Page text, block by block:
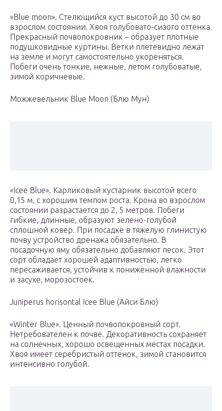
«Blue moon». Стелющийся куст высотой до 30 см во
взрослом состоянии. Хвоя голубовато-сизого оттенка.
Прекрасный почвопокровник – образует плотные
подушковидные куртины. Ветки плетевидно лежат
на земле и могут самостоятельно укореняться.
Побеги очень тонкие, нежные, летом голубоватые,
зимой коричневые.
Можжевельник Blue Moon (Блю Мун)
«Icee Blue». Карликовый кустарник высотой всего
0,15 м, с хорошим темпом роста. Крона во взрослом
состоянии разрастается до 2, 5 метров. Побеги
гибкие, длинные, образуют зелено-голубой
сплошной ковер. При посадке в тяжелую глинистую
почву устройство дренажа обязательно. В
посадочную яму обязательно добавляют песок. Этот
сорт обладает хорошей адаптивностью, легко
пересаживается, устойчив к пониженной влажности
и засухе, морозостоек.
Juniperus horisontal Icee Blue (Айси Блю)
«Winter Blue». Ценный почвопокровный сорт.
Нетребователен к почве. Декоративность сохраняет
на солнечных, хорошо освещенных местах посадки.
Хвоя имеет серебристый оттенок, зимой становится
интенсивно голубой.